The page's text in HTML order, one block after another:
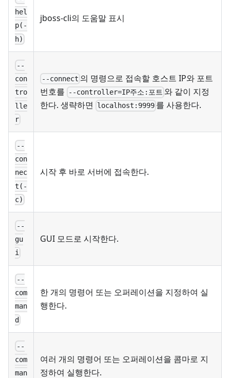
hel
p(-
h)
jboss-cli의 도움말 표시
--
con
tro
lle
r
--connect 의 명령으로 접속할 호스트 IP와 포트
번호를
--controller=IP주소:포트 와 같이 지정
한다. 생략하면
localhost:9999 를 사용한다.
--
con
nec
t(-
c)
시작 후 바로 서버에 접속한다.
--
gu
i
GUI 모드로 시작한다.
--
com
man
d
한 개의 명령어 또는 오퍼레이션을 지정하여 실
행한다.
--
com
man
여러 개의 명령어 또는 오퍼레이션을 콤마로 지
정하여 실행한다.